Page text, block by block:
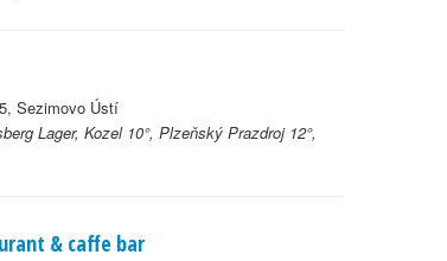
Sezimovo Ústí
Lager, Kozel 10°, Plzeňský Prazdroj 12°,
& caffe bar